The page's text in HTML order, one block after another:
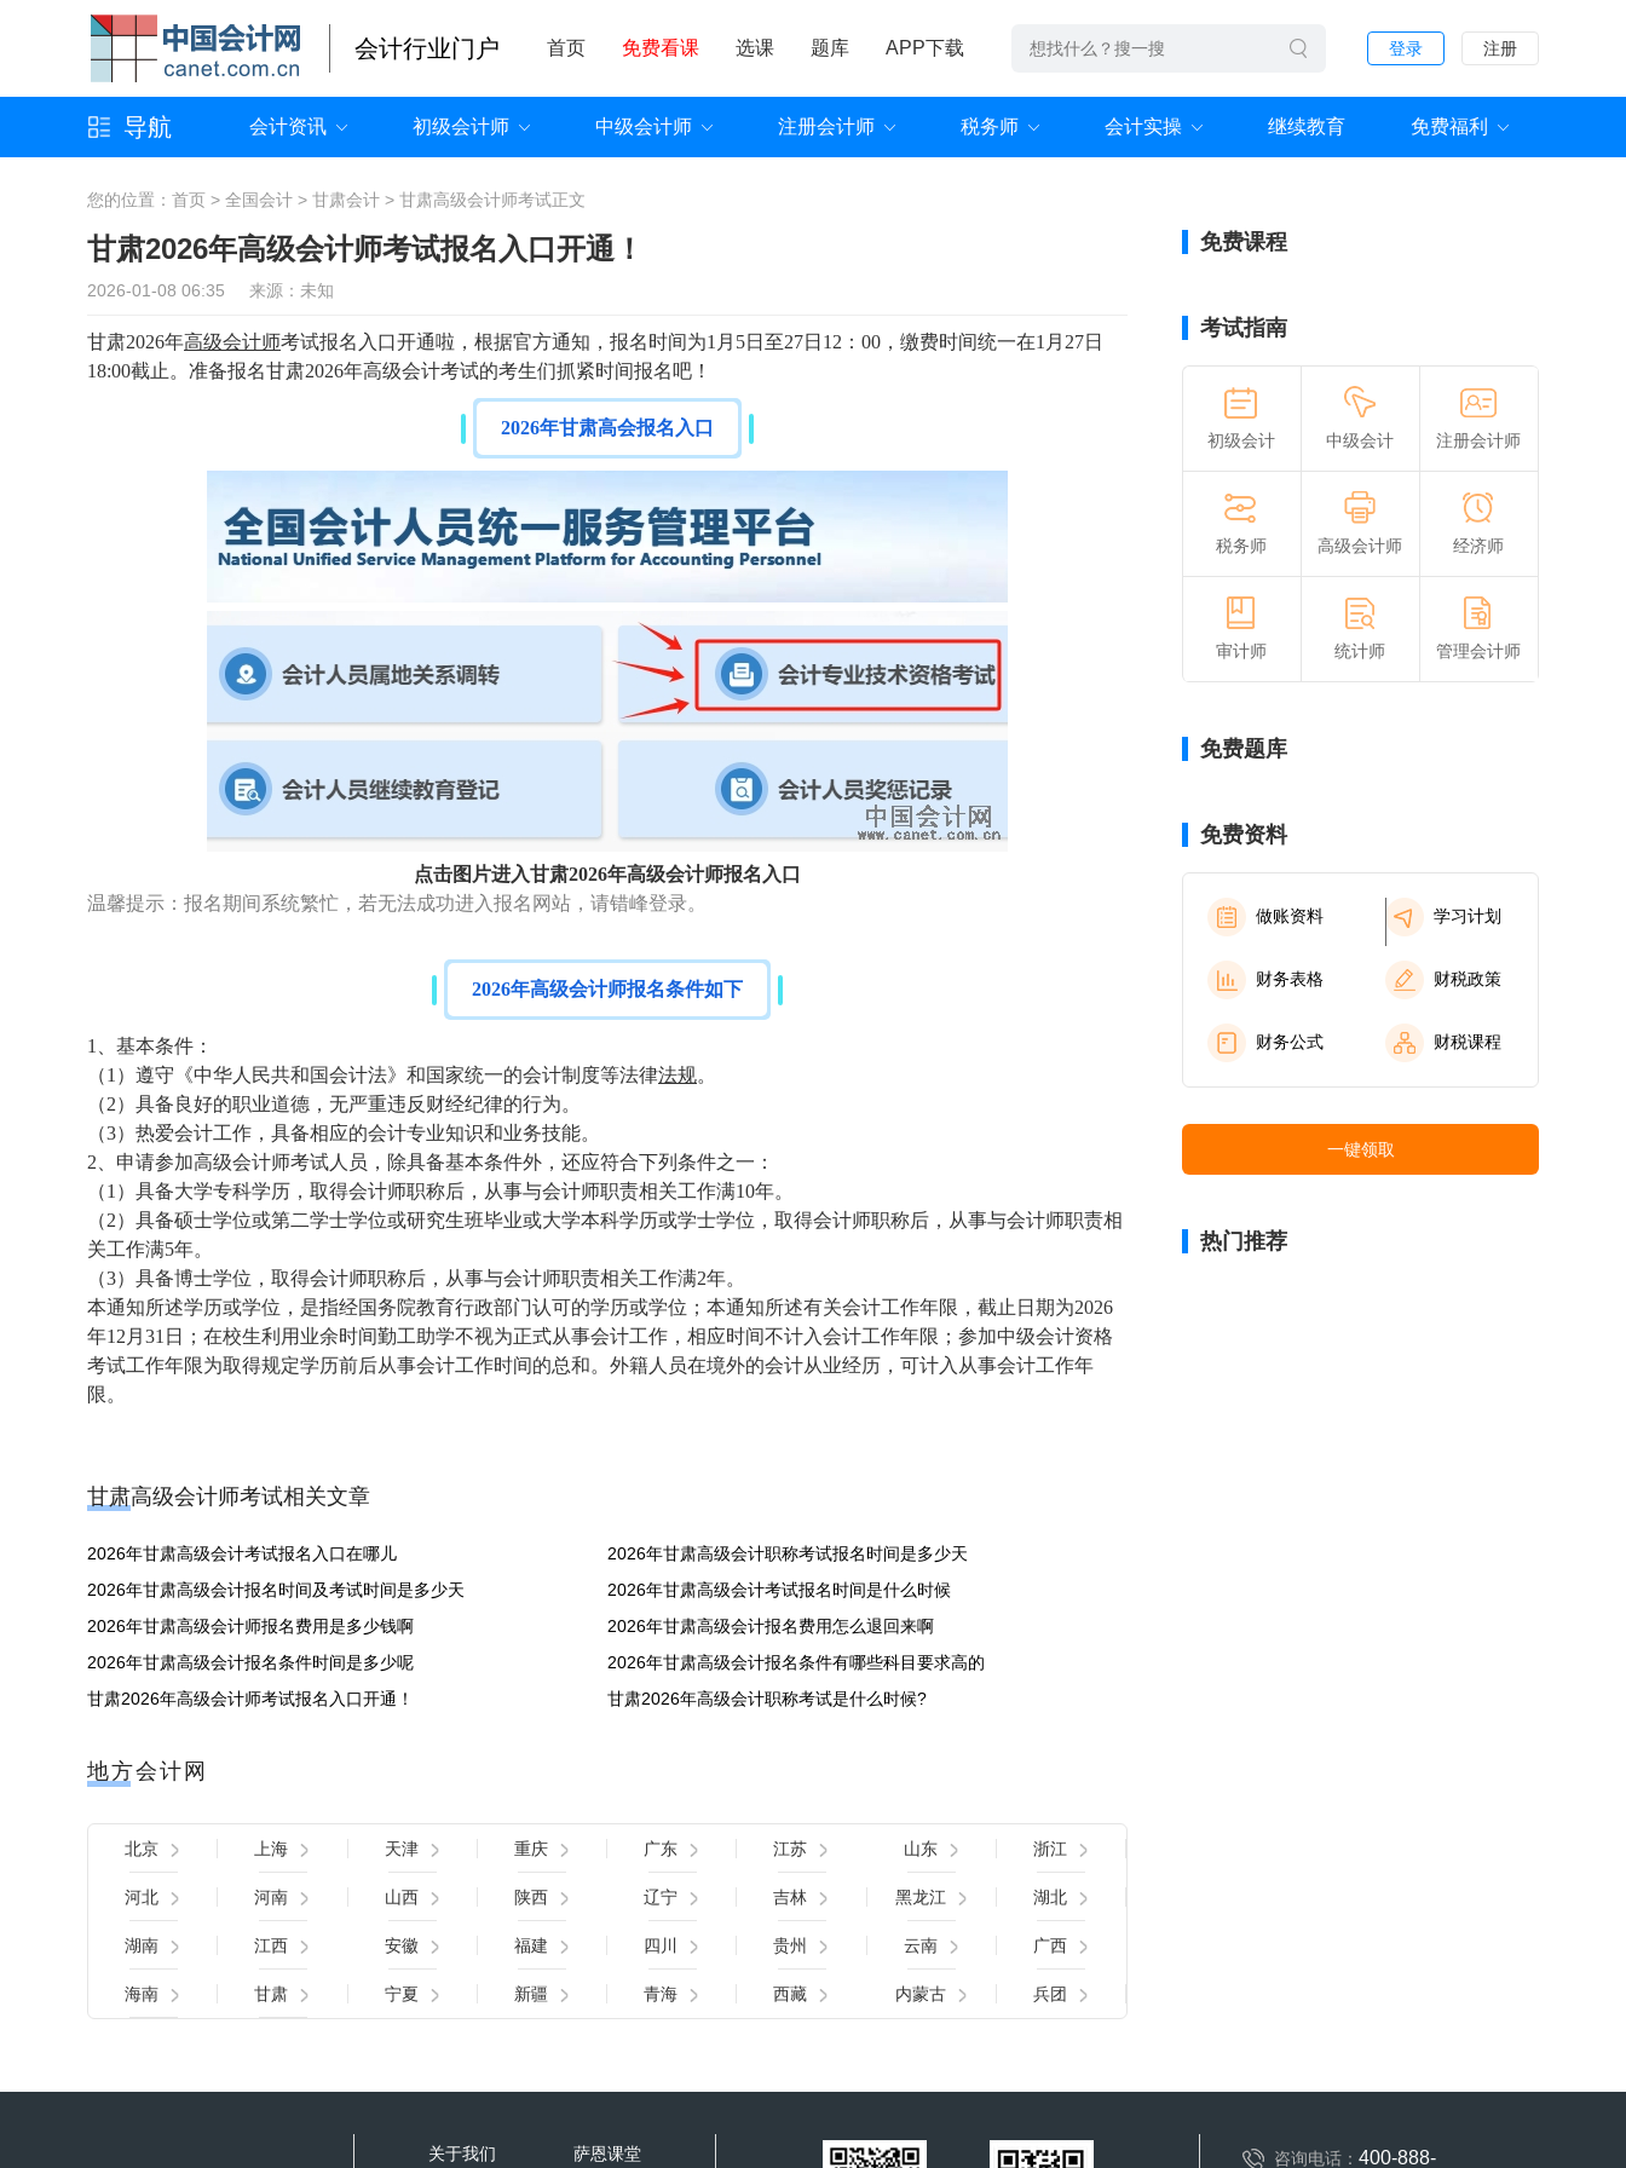
会计行业门户 首页 免费看课 选课 题库 APP下载 登录 注册
导航 会计资讯 初级会计师 中级会计师 注册会计师 税务师 会计实操 继续教育 免费福利
您的位置： 首页 > 全国会计 > 甘肃会计 > 甘肃高级会计师考试正文
甘肃2026年高级会计师考试报名入口开通！
2026-01-08 06:35 来源：未知
甘肃2026年高级会计师考试报名入口开通啦，根据官方通知，报名时间为1月5日至27日12：00 ，缴费时间统一在1月27日
18:00截止。准备报名甘肃2026年高级会计考试的考生们抓紧时间报名吧！
2026年甘肃高会报名入口
点击图片进入甘肃2026年高级会计师报名入口
温馨提示：报名期间系统繁忙，若无法成功进入报名网站，请错峰登录。
2026年高级会计师报名条件如下
1、基本条件：
（1）遵守《中华人民共和国会计法》和国家统一的会计制度等法律法规。
（2）具备良好的职业道德，无严重违反财经纪律的行为。
（3）热爱会计工作，具备相应的会计专业知识和业务技能。
2、申请参加高级会计师考试人员，除具备基本条件外，还应符合下列条件之一：
（1）具备大学专科学历，取得会计师职称后，从事与会计师职责相关工作满10年。
（2）具备硕士学位或第二学士学位或研究生班毕业或大学本科学历或学士学位，取得会计师职称后，从事与会计师职责相
关工作满5年。
（3）具备博士学位，取得会计师职称后，从事与会计师职责相关工作满2年。
本通知所述学历或学位，是指经国务院教育行政部门认可的学历或学位；本通知所述有关会计工作年限，截止日期为2026
年12月31日；在校生利用业余时间勤工助学不视为正式从事会计工作，相应时间不计入会计工作年限；参加中级会计资格
考试工作年限为取得规定学历前后从事会计工作时间的总和。外籍人员在境外的会计从业经历，可计入从事会计工作年
限。
甘肃高级会计师考试相关文章
2026年甘肃高级会计考试报名入口在哪儿
2026年甘肃高级会计职称考试报名时间是多少天
2026年甘肃高级会计报名时间及考试时间是多少天
2026年甘肃高级会计考试报名时间是什么时候
2026年甘肃高级会计师报名费用是多少钱啊
2026年甘肃高级会计报名费用怎么退回来啊
2026年甘肃高级会计报名条件时间是多少呢
2026年甘肃高级会计报名条件有哪些科目要求高的
甘肃2026年高级会计师考试报名入口开通！
甘肃2026年高级会计职称考试是什么时候?
地方会计网
北京 上海 天津 重庆 广东 江苏 山东 浙江
河北 河南 山西 陕西 辽宁 吉林 黑龙江 湖北
湖南 江西 安徽 福建 四川 贵州 云南 广西
海南 甘肃 宁夏 新疆 青海 西藏 内蒙古 兵团
免费课程
考试指南
初级会计 中级会计 注册会计师
税务师 高级会计师 经济师
审计师 统计师 管理会计师
免费题库
免费资料
做账资料 学习计划
财务表格 财税政策
财务公式 财税课程
一键领取
热门推荐
关于我们 萨恩课堂 咨询电话： 400-888-